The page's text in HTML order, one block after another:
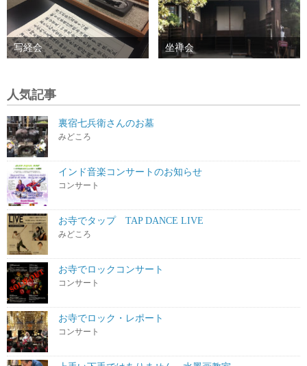
写経会 坐禅会
人気記事
裏宿七兵衛さんのお墓
みどころ
インド音楽コンサートのお知らせ
コンサート
お寺でタップ TAP DANCE LIVE
みどころ
お寺でロックコンサート
コンサート
お寺でロック・レポート
コンサート